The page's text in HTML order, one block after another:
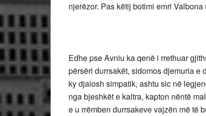
njerëzor. Pas këtij botimi emri
Edhe pse Avniu ka qenë i rrethuar
përsëri durrsakët, sidomos djemuria e
ky djalosh simpatik, ashtu sic në
nga bjeshkët e kaltra, kapton nëntë
e u rrëmben durrsakeve vajzën më të